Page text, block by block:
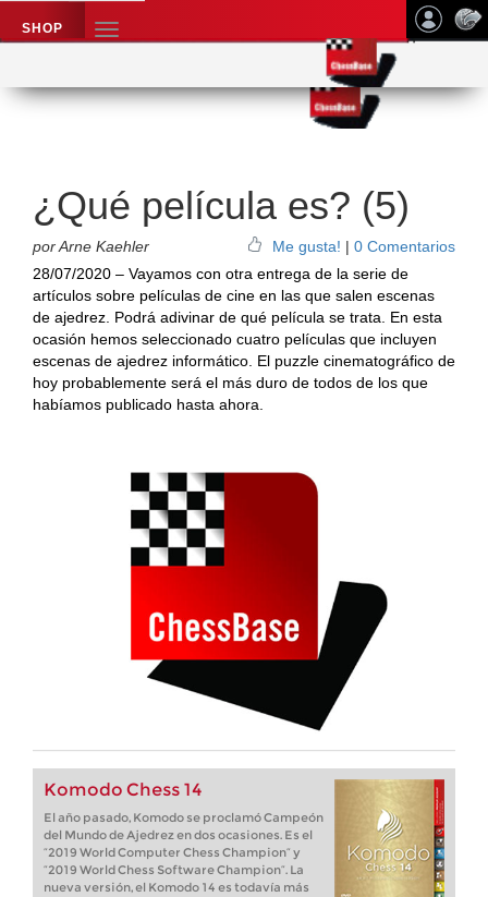
SHOP
TOGGLE
NAVIGATION
Noticias de ajedrez
¿Qué película es? (5)
por Arne Kaehler Me gusta! | 0 Comentarios
28/07/2020 – Vayamos con otra entrega de la serie de
artículos sobre películas de cine en las que salen escenas
de ajedrez. Podrá adivinar de qué película se trata. En esta
ocasión hemos seleccionado cuatro películas que incluyen
escenas de ajedrez informático. El puzzle cinematográfico de
hoy probablemente será el más duro de todos de los que
habíamos publicado hasta ahora.
Komodo Chess 14
El año pasado, Komodo se proclamó Campeón
del Mundo de Ajedrez en dos ocasiones. Es el
“2019 World Computer Chess Champion“ y
“2019 World Chess Software Champion“. La
nueva versión, el Komodo 14 es todavía más